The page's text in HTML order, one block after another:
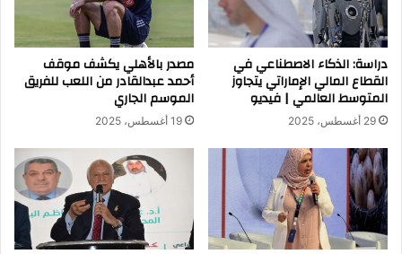
دراسة: الذكاء الاصطناعي في
القطاع المالي الإماراتي يتجاوز
المتوسط العالمي | فيديو
29 أغسطس، 2025
مصدر بالأهلي يكشف موقف
أحمد عبدالقادر من اللعب للفريق
الموسم الجاري
19 أغسطس، 2025